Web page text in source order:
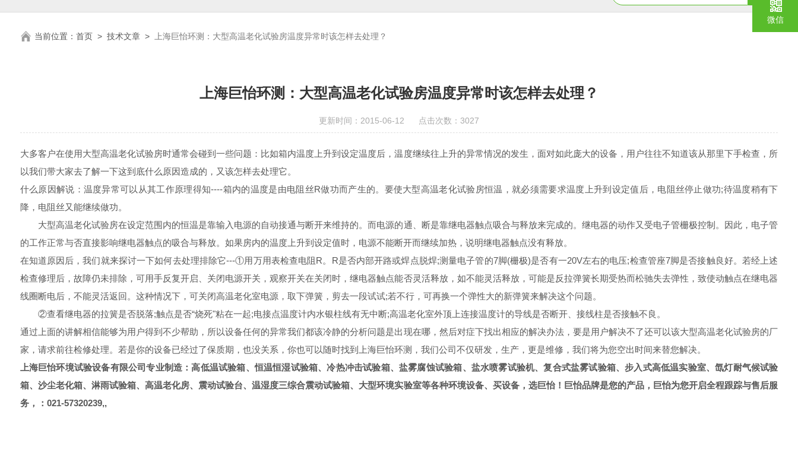
当前位置： 首页> 技术文章> 上海巨怡环测：大型高温老化试验房温度异常时该怎样去处理？
上海巨怡环测：大型高温老化试验房温度异常时该怎样去处理？
更新时间：2015-06-12 点击次数：3027
大多客户在使用大型高温老化试验房时通常会碰到一些问题：比如箱内温度上升到设定温度后，温度继续往上升的异常情况的发生，面对如此庞大的设备，用户往往不知道该从那里下手检查，所
以我们带大家去了解一下这到底什么原因造成的，又该怎样去处理它。
什么原因解说：温度异常可以从其工作原理得知----箱内的温度是由电阻丝R做功而产生的。要使大型高温老化试验房恒温，就必须需要求温度上升到设定值后，电阻丝停止做功;待温度稍有下
降，电阻丝又能继续做功。
大型高温老化试验房在设定范围内的恒温是靠输入电源的自动接通与断开来维持的。而电源的通、断是靠继电器触点吸合与释放来完成的。继电器的动作又受电子管栅极控制。因此，电子管
的工作正常与否直接影响继电器触点的吸合与释放。如果房内的温度上升到设定值时，电源不能断开而继续加热，说明继电器触点没有释放。
在知道原因后，我们就来探讨一下如何去处理排除它---①用万用表检查电阻R。R是否内部开路或焊点脱焊;测量电子管的7脚(栅极)是否有一20V左右的电压;检查管座7脚是否接触良好。若经上述
检查修理后，故障仍未排除，可用手反复开启、关闭电源开关，观察开关在关闭时，继电器触点能否灵活释放，如不能灵活释放，可能是反拉弹簧长期受热而松驰失去弹性，致使动触点在继电器
线圈断电后，不能灵活返回。这种情况下，可关闭高温老化室电源，取下弹簧，剪去一段试试;若不行，可再换一个弹性大的新弹簧来解决这个问题。
②查看继电器的拉簧是否脱落;触点是否“烧死"粘在一起;电接点温度计内水银柱线有无中断;高温老化室外顶上连接温度计的导线是否断开、接线柱是否接触不良。
通过上面的讲解相信能够为用户得到不少帮助，所以设备任何的异常我们都该冷静的分析问题是出现在哪，然后对症下找出相应的解决办法，要是用户解决不了还可以该大型高温老化试验房的厂
家，请求前往检修处理。若是你的设备已经过了保质期，也没关系，你也可以随时找到上海巨怡环测，我们公司不仅研发，生产，更是维修，我们将为您空出时间来替您解决。
上海巨怡环境试验设备有限公司专业制造：高低温试验箱、恒温恒湿试验箱、冷热冲击试验箱、盐雾腐蚀试验箱、盐水喷雾试验机、复合式盐雾试验箱、步入式高低温实验室、氙灯耐气候试验
箱、沙尘老化箱、淋雨试验箱、高温老化房、震动试验台、温湿度三综合震动试验箱、大型环境实验室等各种环境设备、买设备，选巨怡！巨怡品牌是您的产品，巨怡为您开启全程跟踪与售后服
务，：021-57320239,,
微信